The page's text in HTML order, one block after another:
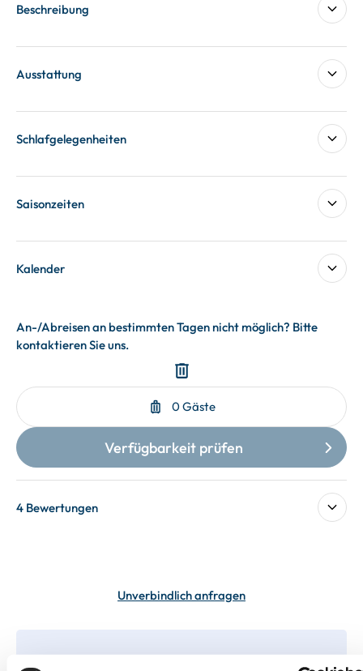
Beschreibung
Ausstattung
Schlafgelegenheiten
Saisonzeiten
Kalender
4 Bewertungen
Unverbindlich anfragen
In deiner Buchung inbegriffen